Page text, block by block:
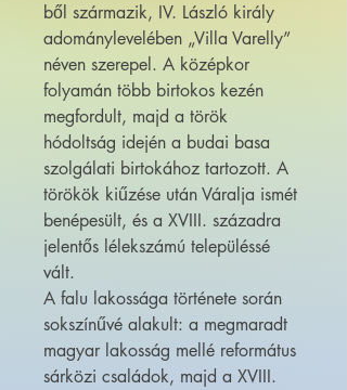
ből származik, IV. László király
adománylevelében „Villa Varelly”
néven szerepel. A középkor
folyamán több birtokos kezén
megfordult, majd a török
hódoltság idején a budai basa
szolgálati birtokához tartozott. A
törökök kiűzése után Váralja ismét
benépesült, és a XVIII. századra
jelentős lélekszámú településsé
vált.
A falu lakossága története során
sokszínűvé alakult: a megmaradt
magyar lakosság mellé református
sárközi családok, majd a XVIII.